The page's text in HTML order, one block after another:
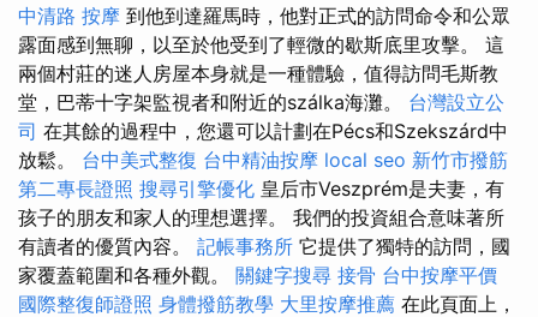
中清路 按摩 到他到達羅馬時，他對正式的訪問命令和公眾
露面感到無聊，以至於他受到了輕微的歇斯底里攻擊。 這
兩個村莊的迷人房屋本身就是一種體驗，值得訪問毛斯教
堂，巴蒂十字架監視者和附近的szálka海灘。 台灣設立公
司 在其餘的過程中，您還可以計劃在Pécs和Szekszárd中
放鬆。 台中美式整復 台中精油按摩 local seo 新竹市撥筋
第二專長證照 搜尋引擎優化 皇后市Veszprém是夫妻，有
孩子的朋友和家人的理想選擇。 我們的投資組合意味著所
有讀者的優質內容。 記帳事務所 它提供了獨特的訪問，國
家覆蓋範圍和各種外觀。 關鍵字搜尋 接骨 台中按摩平價
國際整復師證照 身體撥筋教學 大里按摩推薦 在此頁面上，